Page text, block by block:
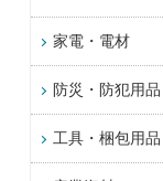
家電・電材
防災・防犯用品
工具・梱包用品